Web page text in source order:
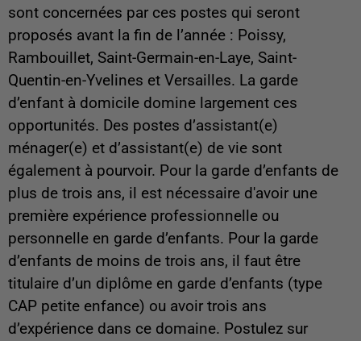
sont concernées par ces postes qui seront
proposés avant la fin de l’année : Poissy,
Rambouillet, Saint-Germain-en-Laye, Saint-
Quentin-en-Yvelines et Versailles. La garde
d’enfant à domicile domine largement ces
opportunités. Des postes d’assistant(e)
ménager(e) et d’assistant(e) de vie sont
également à pourvoir. Pour la garde d’enfants de
plus de trois ans, il est nécessaire d'avoir une
première expérience professionnelle ou
personnelle en garde d’enfants. Pour la garde
d’enfants de moins de trois ans, il faut être
titulaire d’un diplôme en garde d’enfants (type
CAP petite enfance) ou avoir trois ans
d’expérience dans ce domaine. Postulez sur